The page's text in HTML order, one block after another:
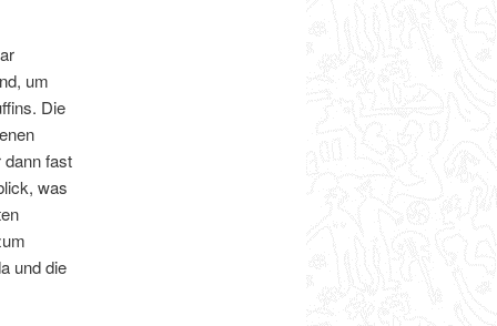
um
Die
fast
was
und die